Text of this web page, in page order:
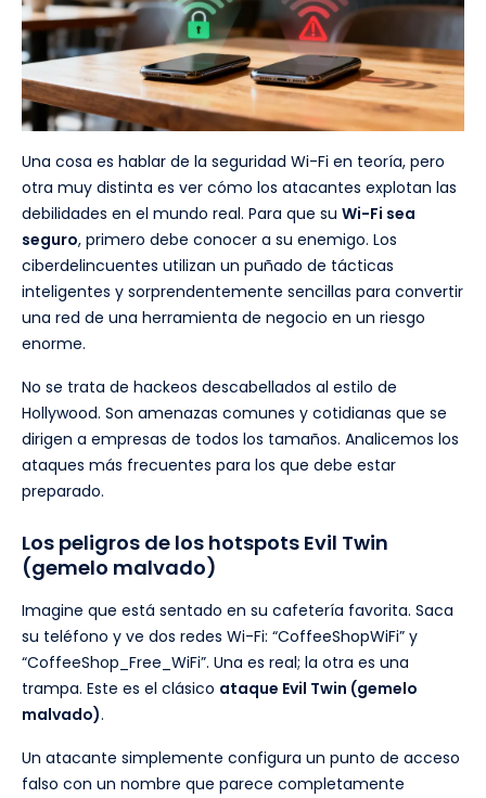
Una cosa es hablar de la seguridad Wi-Fi en teoría, pero
otra muy distinta es ver cómo los atacantes explotan las
debilidades en el mundo real. Para que su Wi-Fi sea
seguro, primero debe conocer a su enemigo. Los
ciberdelincuentes utilizan un puñado de tácticas
inteligentes y sorprendentemente sencillas para convertir
una red de una herramienta de negocio en un riesgo
enorme.
No se trata de hackeos descabellados al estilo de
Hollywood. Son amenazas comunes y cotidianas que se
dirigen a empresas de todos los tamaños. Analicemos los
ataques más frecuentes para los que debe estar
preparado.
Los peligros de los hotspots Evil Twin
(gemelo malvado)
Imagine que está sentado en su cafetería favorita. Saca
su teléfono y ve dos redes Wi-Fi: “CoffeeShopWiFi” y
“CoffeeShop_Free_WiFi”. Una es real; la otra es una
trampa. Este es el clásico ataque Evil Twin (gemelo
malvado).
Un atacante simplemente configura un punto de acceso
falso con un nombre que parece completamente